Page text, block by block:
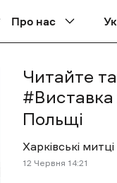
Про нас
Читайте
# Виставка
Польщі
Харківські
12 Червня 14:21